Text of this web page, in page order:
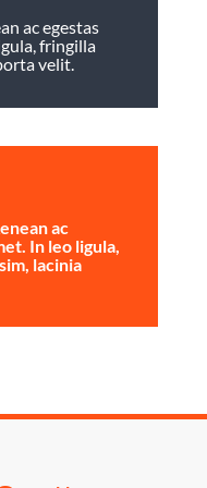
ac egestas
fringilla
velit.
ac
In leo ligula,
lacinia